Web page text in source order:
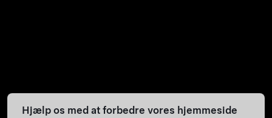
Hjælp os med at forbedre vores hjemmeside